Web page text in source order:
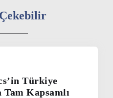
Türkiye
Tam Kapsamlı